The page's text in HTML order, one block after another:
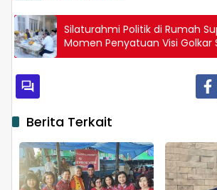
Silaturahmi Politik di Rumah
Momen Penyatuan Visi Golkar
Konsolidasi
Berita Terkait